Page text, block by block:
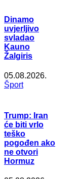
Dinamo
uvjerljivo
svladao
Kauno
Žalgiris
05.08.2026.
Šport
Trump: Iran
će biti vrlo
teško
pogođen ako
ne otvori
Hormuz